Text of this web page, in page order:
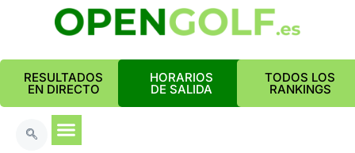
RESULTADOS
EN DIRECTO
HORARIOS
DE SALIDA
TODOS LOS
RANKINGS